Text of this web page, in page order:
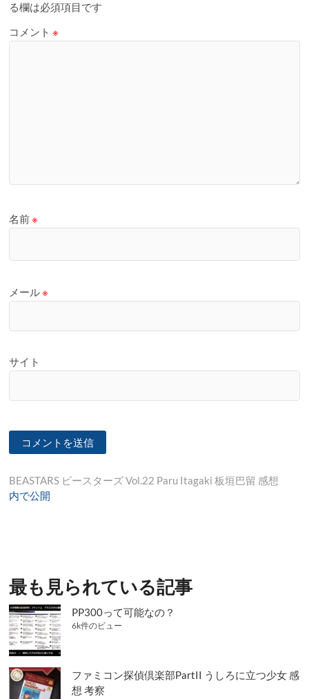
る欄は必須項目です
コメント※
名前※
メール※
サイト
投
稿
ー
シ
ョ
ン
BEASTARS ビースターズ Vol.22 Paru Itagaki 板垣巴留 感想
内で公開
最も見られている記事
PP300って可能なの？
6k件のビュー
ファミコン探偵倶楽部PartII うしろに立つ少女 感
想 考察